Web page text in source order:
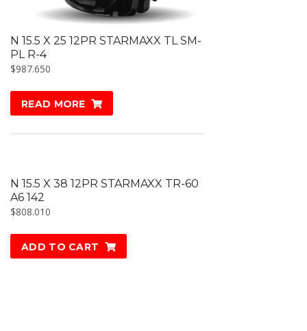
N 15.5 X 25 12PR STARMAXX TL SM-
PL R-4
$987.650
READ MORE
N 15.5 X 38 12PR STARMAXX TR-60
A6 142
$808.010
ADD TO CART